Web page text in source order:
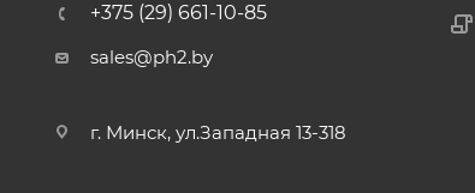
+375 (29) 661-10-85
sales@ph2.by
г. Минск, ул.Западная 13-318